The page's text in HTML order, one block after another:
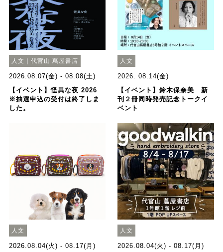
人文｜代官山 蔦屋書店
2026.08.07(金) - 08.08(土)
【イベント】怪異な夜 2026
※抽選申込の受付は終了しま
した。
人文
2026. 08.14(金)
【イベント】鈴木保奈美 新
刊２冊同時発売記念トークイ
ベント
人文
2026.08.04(火) - 08.17(月)
人文
2026.08.04(火) - 08.17(月)